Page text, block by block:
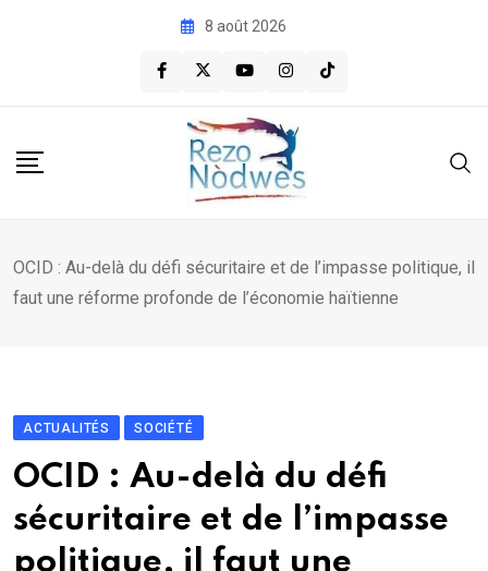
8 août 2026
OCID : Au-delà du défi sécuritaire et de l’impasse politique, il
faut une réforme profonde de l’économie haïtienne
ACTUALITÉS SOCIÉTÉ
OCID : Au-delà du défi
sécuritaire et de l’impasse
politique, il faut une